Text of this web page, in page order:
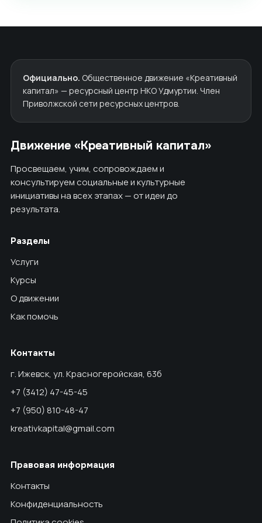
Официально. Общественное движение «Креативный
капитал» — ресурсный центр НКО Удмуртии. Член
Приволжской сети ресурсных центров.
Движение «Креативный капитал»
Просвещаем, учим, сопровождаем и
консультируем социальные и культурные
инициативы на всех этапах — от идеи до
результата.
Разделы
Услуги
Курсы
О движении
Как помочь
Контакты
г. Ижевск, ул. Красногеройская, 63б
+7 (3412) 47-45-45
+7 (950) 810-48-47
kreativkapital@gmail.com
Правовая информация
Контакты
Конфиденциальность